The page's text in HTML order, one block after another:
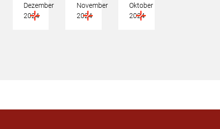
Dezember
2024
November
2024
Oktober
2024